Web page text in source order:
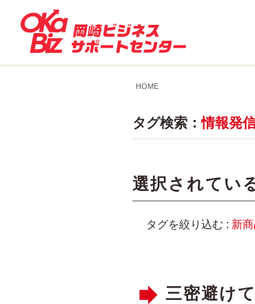
HOME
タグ検索：情報発
選択されてい
タグを絞り込む : 新
三密避け